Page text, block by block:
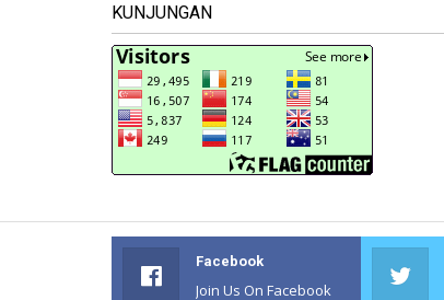
KUNJUNGAN
Facebook
Join Us On Facebook